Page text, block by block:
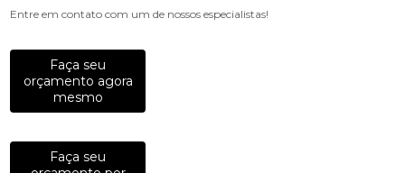
Entre em contato com um de nossos especialistas!
Faça seu
orçamento agora
mesmo
Faça seu